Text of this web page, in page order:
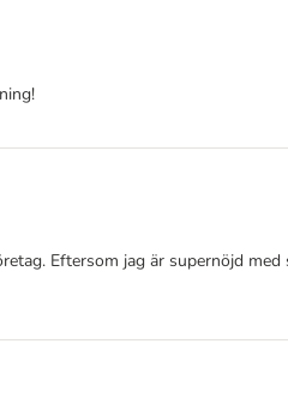
Eftersom jag är supernöjd